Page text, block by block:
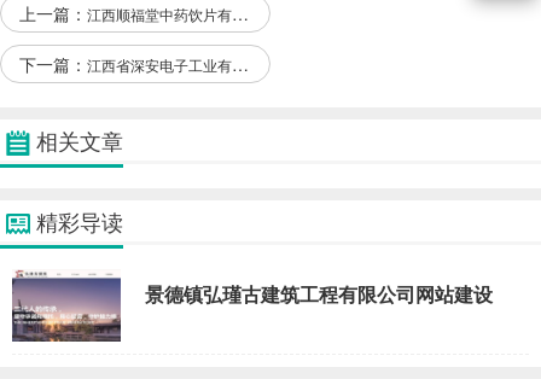
上一篇： 江西顺福堂中药饮片有限公司与我公司签订网站建设条款
下一篇： 江西省深安电子工业有限公司和本公司签署做网站项目
相关文章
精彩导读
景德镇弘瑾古建筑工程有限公司网站建设